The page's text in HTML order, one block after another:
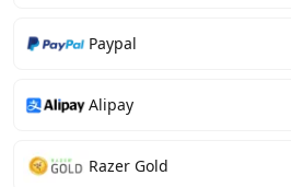
Paypal
Alipay
Razer Gold